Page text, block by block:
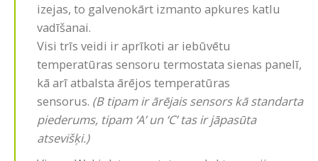
izejas, to galvenokārt izmanto apkures katlu
vadīšanai.
Visi trīs veidi ir aprīkoti ar iebūvētu
temperatūras sensoru termostata sienas panelī,
kā arī atbalsta ārējos temperatūras
sensorus. (B tipam ir ārējais sensors kā standarta
piederums, tipam ‘A’ un ‘C’ tas ir jāpasūta
atsevišķi.)